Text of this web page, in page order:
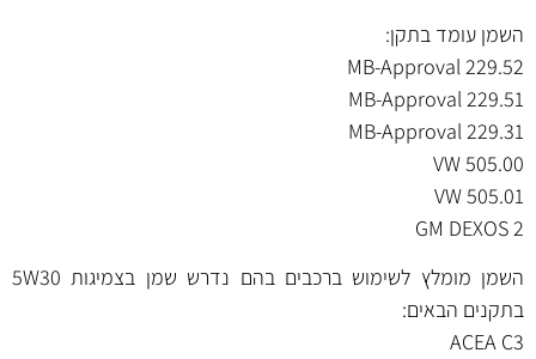
השמן עומד בתקן:
MB-Approval 229.52
MB-Approval 229.51
MB-Approval 229.31
VW 505.00
VW 505.01
GM DEXOS 2
השמן מומלץ לשימוש ברכבים בהם נדרש שמן בצמיגות 5W30
בתקנים הבאים:
ACEA C3